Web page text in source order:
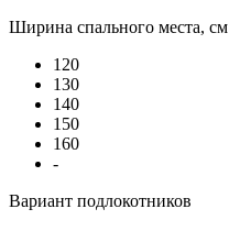
Ширина спального места, см
120
130
140
150
160
-
Вариант подлокотников